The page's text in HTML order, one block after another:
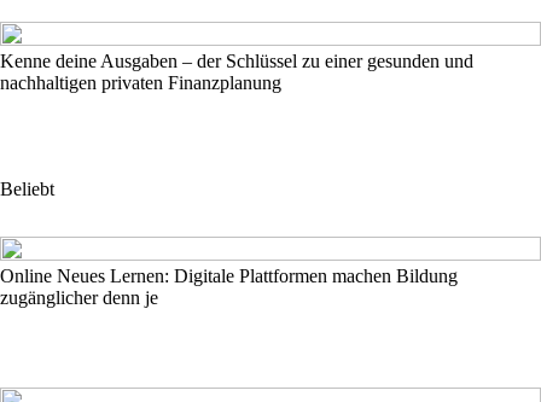
Kenne deine Ausgaben – der Schlüssel zu einer gesunden und
nachhaltigen privaten Finanzplanung
Beliebt
Online Neues Lernen: Digitale Plattformen machen Bildung
zugänglicher denn je